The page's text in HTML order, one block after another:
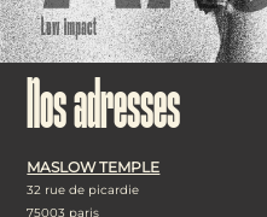
Nos adresses
MASLOW TEMPLE
32 rue de picardie
75003 paris